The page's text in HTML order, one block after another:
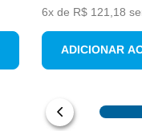
6x de R$ 121 18
ADICIONAR